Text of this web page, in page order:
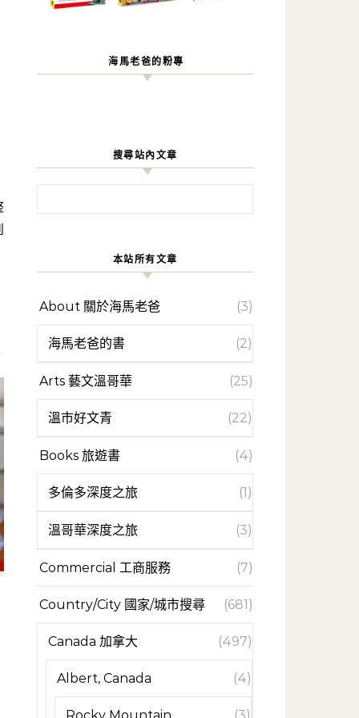
海馬老爸的粉專
搜尋站內文章
本站所有文章
About 關於海馬老爸 (3)
海馬老爸的書 (2)
Arts 藝文溫哥華 (25)
溫市好文青 (22)
Books 旅遊書 (4)
多倫多深度之旅 (1)
溫哥華深度之旅 (3)
Commercial 工商服務 (7)
Country/City 國家/城市搜尋 (681)
Canada 加拿大 (497)
Albert, Canada (4)
Rocky Mountain (3)